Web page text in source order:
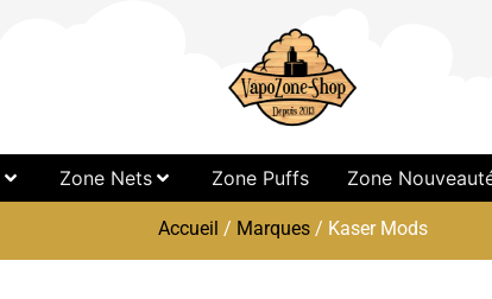
Zone Nets Zone Puffs Zone
Accueil / Marques/ Kaser Mods